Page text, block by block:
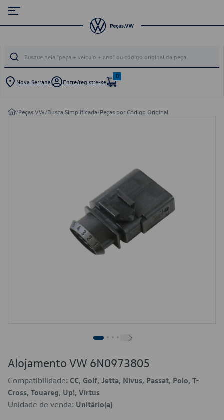
Nova Serrana Entre/registre-se
0
/Peças VW/Busca Simplificada/Peças por Código Original
Alojamento VW 6N0973805
Compatibilidade: CC, Golf, Jetta, Nivus, Passat, Polo, T-
Cross, Touareg, Up!, Virtus
Unidade de venda: Unitário(a)